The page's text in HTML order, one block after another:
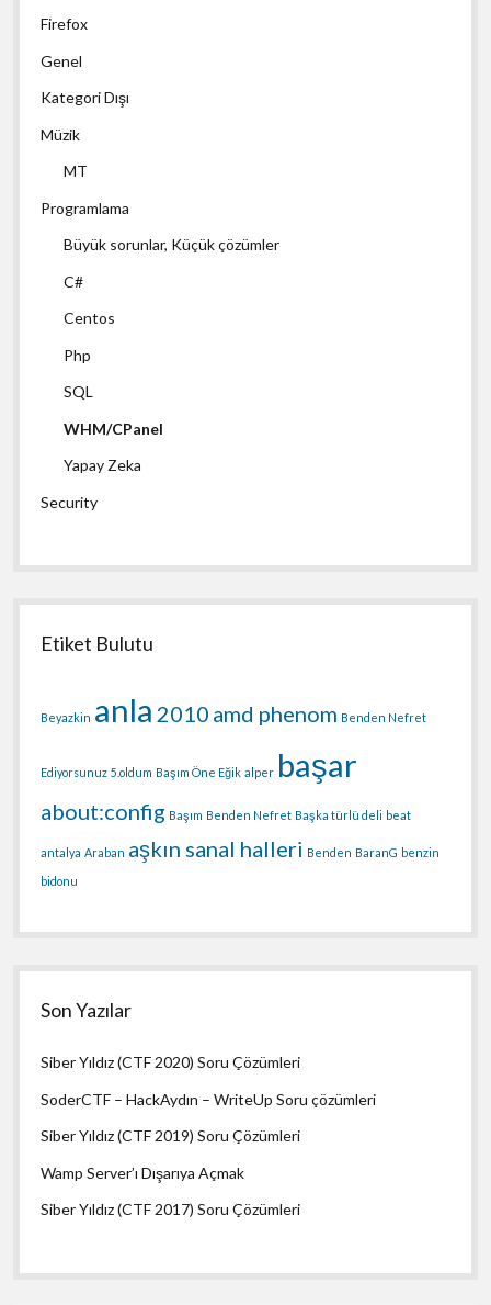
Firefox
Genel
Kategori Dışı
Müzik
MT
Programlama
Büyük sorunlar, Küçük çözümler
C#
Centos
Php
SQL
WHM/CPanel
Yapay Zeka
Security
Etiket Bulutu
Beyazkin anla 2010 amd phenom Benden Nefret
Ediyorsunuz 5.oldum Başım Öne Eğik alper başar
about:config Başım Benden Nefret Başka türlü deli beat
antalya Araban aşkın sanal halleri Benden BaranG benzin
bidonu
Son Yazılar
Siber Yıldız (CTF 2020) Soru Çözümleri
SoderCTF – HackAydın – WriteUp Soru çözümleri
Siber Yıldız (CTF 2019) Soru Çözümleri
Wamp Server’ı Dışarıya Açmak
Siber Yıldız (CTF 2017) Soru Çözümleri